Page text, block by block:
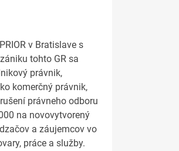
v Bratislave s
tohto GR sa
právnik,
komerčný právnik,
právneho odboru
na novovytvorený
a záujemcov vo
práce a služby.